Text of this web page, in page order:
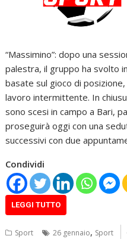
“Massimino”: dopo una
palestra, il gruppo ha svolto
basate sul gioco di
lavoro intermittente. In
sono scesi in campo a Bari,
proseguirà oggi con una
successivi con due
Condividi
LEGGI TUTTO
Sport 26 gennaio, Sport